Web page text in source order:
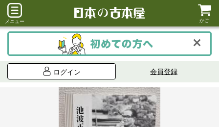
メニュー かご
ログイン 会員登録